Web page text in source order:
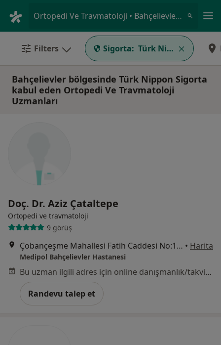
Ortopedi Ve Travmatoloji • Bahçelievler, İstanbul
Filters Sigorta: Türk Nippon Sigorta
Bahçelievler bölgesinde Türk Nippon Sigorta
kabul eden Ortopedi Ve Travmatoloji
Uzmanları
Doç. Dr. Aziz Çataltepe
Ortopedi ve travmatoloji
9 görüş
Çobançeşme Mahallesi Fatih Caddesi No:1/8, Bahçelievler • Harita
Medipol Bahçelievler Hastanesi
Bu uzman ilgili adres için online danışmanlık/takvim sunmuyor.
Randevu talep et